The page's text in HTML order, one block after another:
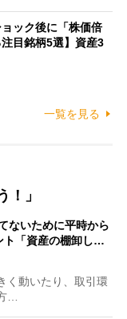
ョック後に「株価倍
目銘柄5選】資産3
一覧を見る
！」
ないために平時から
ト「資産の棚卸し…
く動いたり、取引環
…